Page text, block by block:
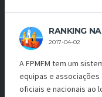
RANKING
2017-04-02
A FPMFM tem um
equipas e
oficiais e nacionais ao